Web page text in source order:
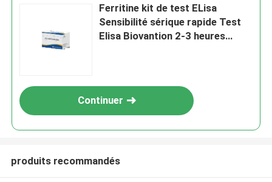
Ferritine kit de test ELisa
Sensibilité sérique rapide Test
Elisa Biovantion 2-3 heures
Continuer
produits recommandés